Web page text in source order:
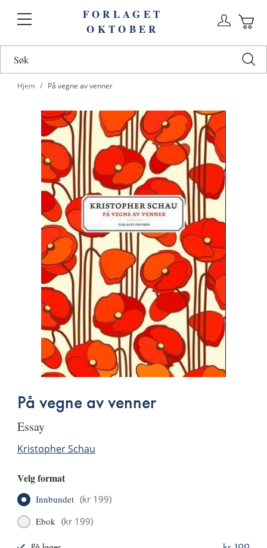
Toggle
FORLAGET
OKTOBER
Hjem På vegne av venner
På vegne av venner
essay
Kristopher Schau
Velg format
Innbundet (kr 199)
Ebok (kr 199)